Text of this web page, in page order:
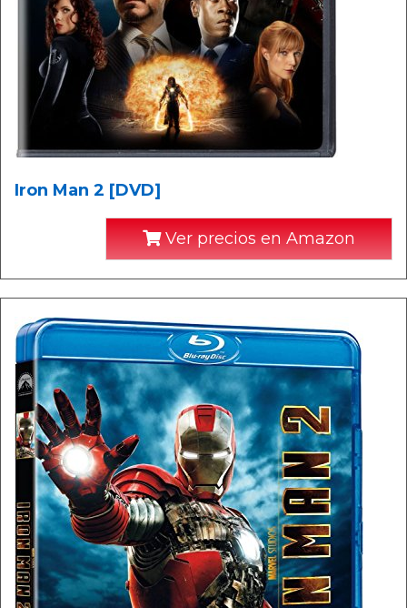
Iron Man 2 [DVD]
Ver precios en Amazon